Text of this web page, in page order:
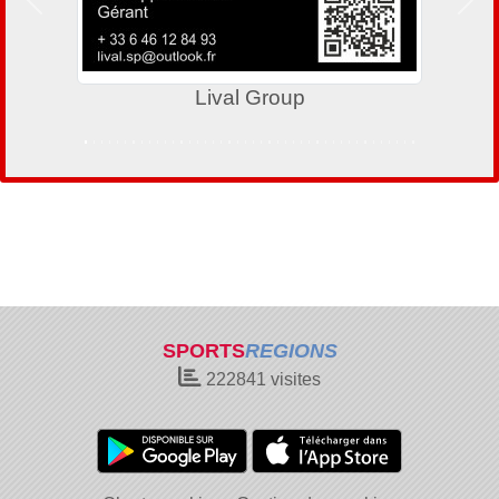
Lival Group
Précedent
SPORTSREGIONS
222841 visites